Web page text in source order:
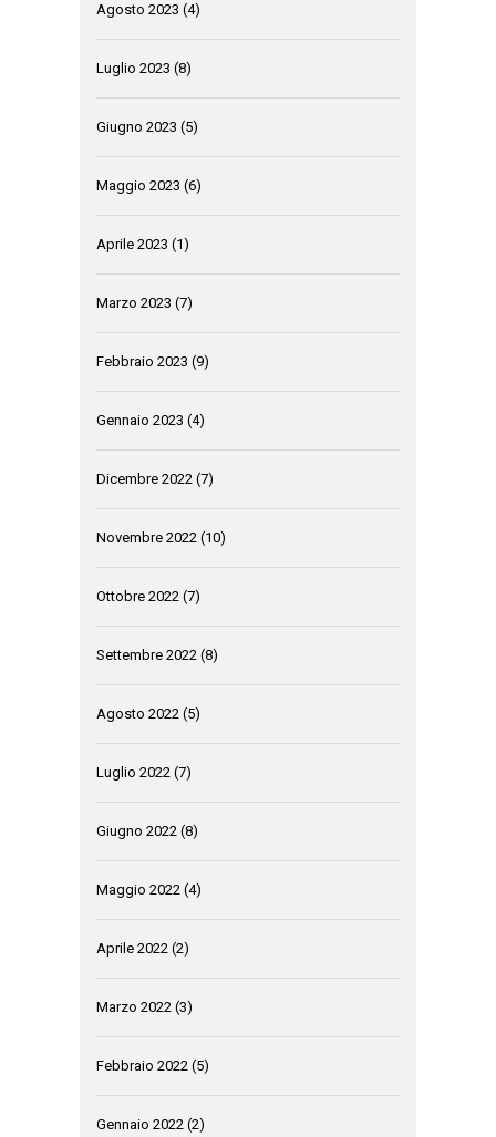
Agosto 2023 (4)
Luglio 2023 (8)
Giugno 2023 (5)
Maggio 2023 (6)
Aprile 2023 (1)
Marzo 2023 (7)
Febbraio 2023 (9)
Gennaio 2023 (4)
Dicembre 2022 (7)
Novembre 2022 (10)
Ottobre 2022 (7)
Settembre 2022 (8)
Agosto 2022 (5)
Luglio 2022 (7)
Giugno 2022 (8)
Maggio 2022 (4)
Aprile 2022 (2)
Marzo 2022 (3)
Febbraio 2022 (5)
Gennaio 2022 (2)